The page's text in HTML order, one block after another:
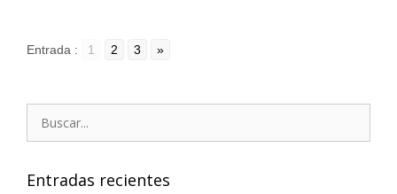
Entrada : 1 2 3 »
Entradas recientes